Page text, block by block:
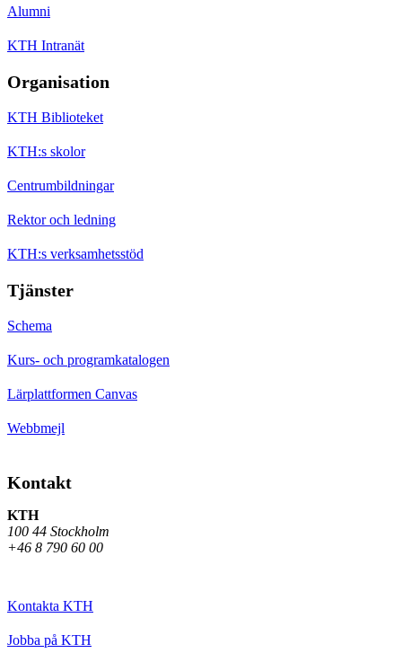
Alumni
KTH Intranät
Organisation
KTH Biblioteket
KTH:s skolor
Centrumbildningar
Rektor och ledning
KTH:s verksamhetsstöd
Tjänster
Schema
Kurs- och programkatalogen
Lärplattformen Canvas
Webbmejl
Kontakt
KTH
100 44 Stockholm
+46 8 790 60 00
Kontakta KTH
Jobba på KTH